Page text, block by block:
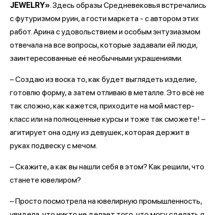
JEWELRY». Здесь образы Средневековья встречались
с футуризмом руин, а гости маркета - с автором этих
работ. Арина с удовольствием и особым энтузиазмом
отвечала на все вопросы, которые задавали ей люди,
заинтересованные её необычными украшениями.
– Создаю из воска то, как будет выглядеть изделие,
готовлю форму, а затем отливаю в металле. Это всё не
так сложно, как кажется, приходите на мой мастер-
класс или на полноценные курсы и тоже так сможете! –
агитирует она одну из девушек, которая держит в
руках подвеску с мечом.
– Скажите, а как вы нашли себя в этом? Как решили, что
станете ювелиром?
– Просто посмотрела на ювелирную промышленность,